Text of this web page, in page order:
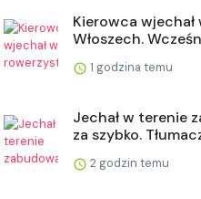
Kierowca
Włoszech.
1 godzina temu
Jechał w terenie
za szybko.
2 godzin temu